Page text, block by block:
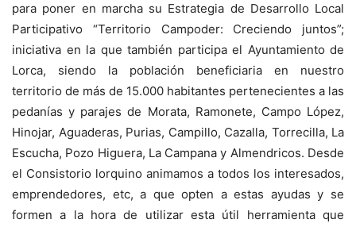
para poner en marcha su Estrategia de Desarrollo Local
Participativo “Territorio Campoder: Creciendo juntos”;
iniciativa en la que también participa el Ayuntamiento de
Lorca, siendo la población beneficiaria en nuestro
territorio de más de 15.000 habitantes pertenecientes a las
pedanías y parajes de Morata, Ramonete, Campo López,
Hinojar, Aguaderas, Purias, Campillo, Cazalla, Torrecilla, La
Escucha, Pozo Higuera, La Campana y Almendricos. Desde
el Consistorio lorquino animamos a todos los interesados,
emprendedores, etc, a que opten a estas ayudas y se
formen a la hora de utilizar esta útil herramienta que